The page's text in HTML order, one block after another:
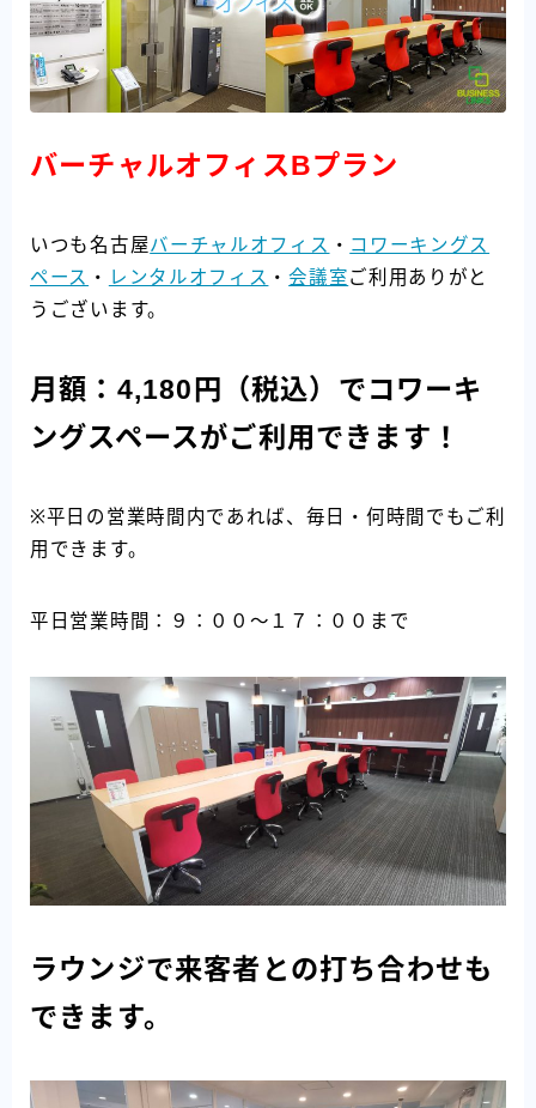
バーチャルオフィスBプラン
いつも名古屋バーチャルオフィス ・ コワーキングス
ペース ・ レンタルオフィス ・会議室ご利用ありがと
うございます。
月額：4,180円（税込）でコワーキ
ングスペースがご利用できます！
※平日の営業時間内であれば、毎日・何時間でもご利
用できます。
平日営業時間：９：００～１７：００まで
ラウンジで来客者との打ち合わせも
できます。